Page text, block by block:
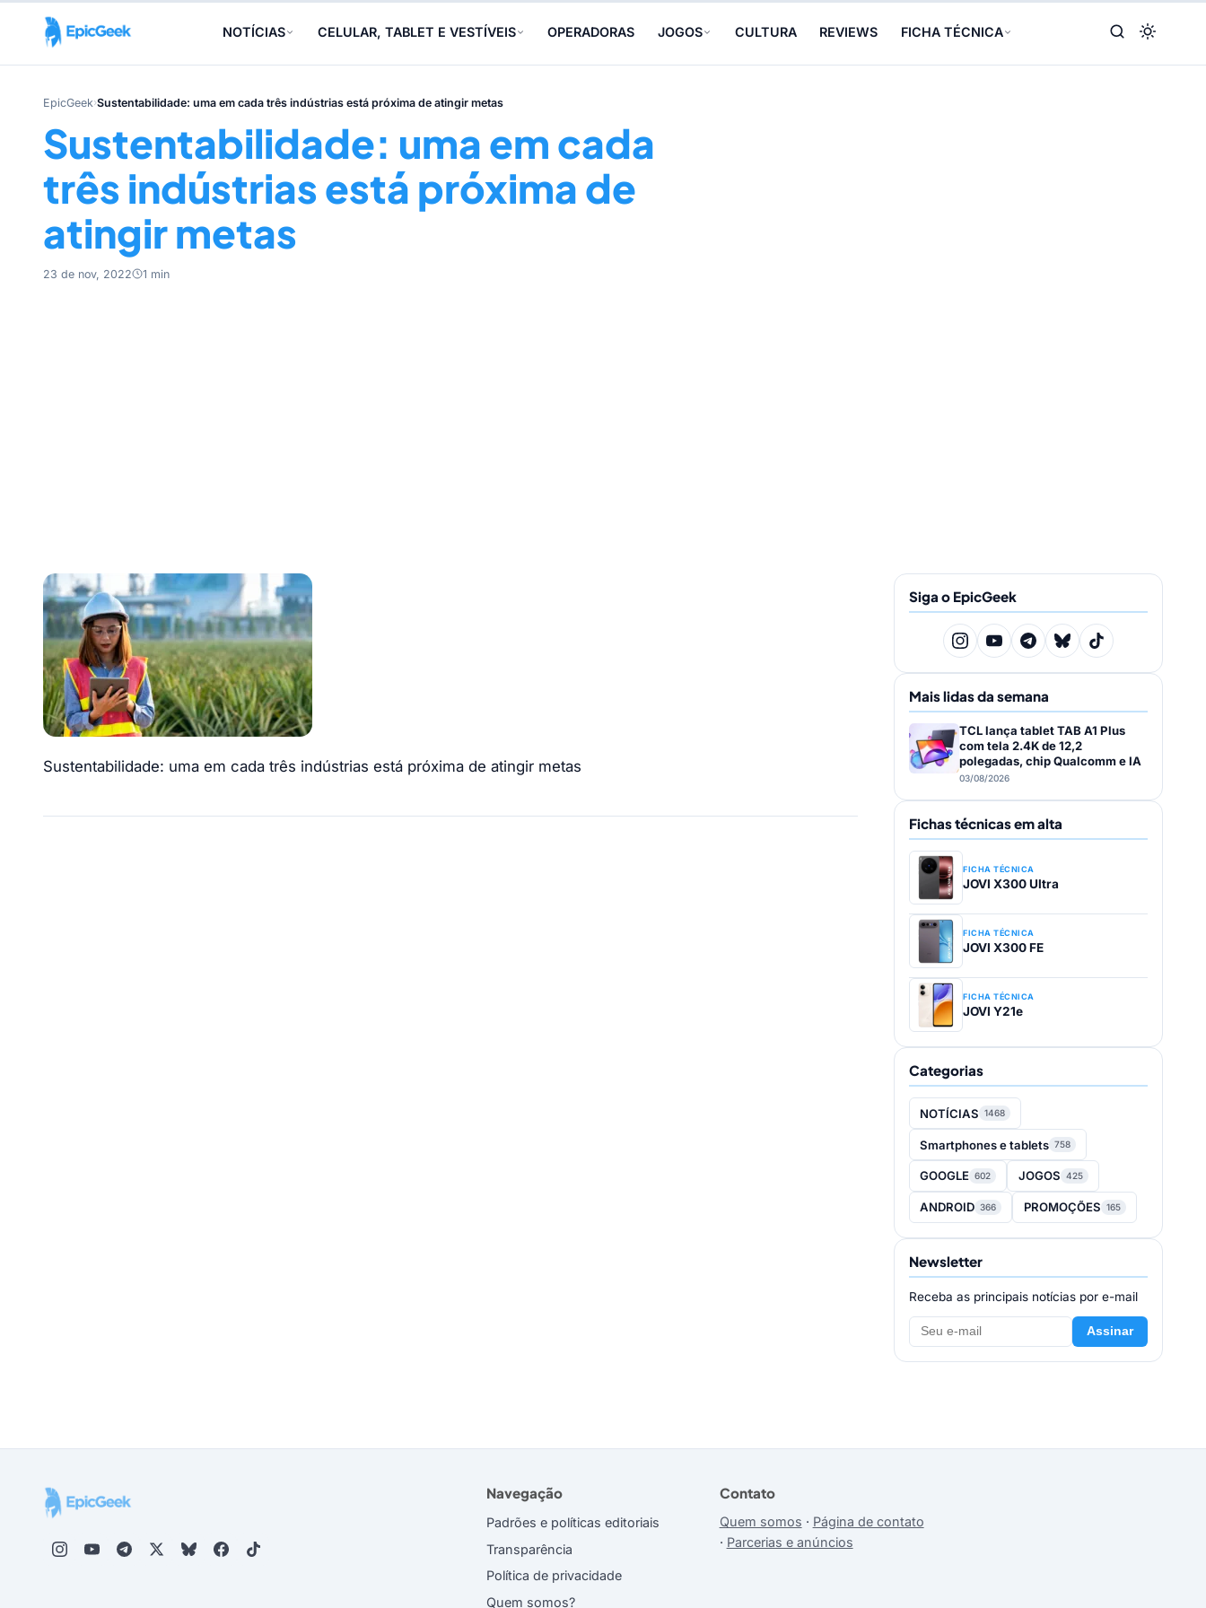
NOTÍCIAS CELULAR, TABLET E VESTÍVEIS OPERADORAS JOGOS CULTURA REVIEWS FICHA TÉCNICA
EpicGeek›Sustentabilidade: uma em cada três indústrias está próxima de atingir metas
Sustentabilidade: uma em cada
três indústrias está próxima de
atingir metas
23 de nov, 2022 1 min
Sustentabilidade: uma em cada três indústrias está próxima de atingir metas
Siga o EpicGeek
Mais lidas da semana
TCL lança tablet TAB A1 Plus
com tela 2.4K de 12,2
polegadas, chip Qualcomm e IA
03/08/2026
Fichas técnicas em alta
FICHA TÉCNICA
JOVI X300 Ultra
FICHA TÉCNICA
JOVI X300 FE
FICHA TÉCNICA
JOVI Y21e
Categorias
NOTÍCIAS 1468
Smartphones e tablets 758
GOOGLE 602 JOGOS 425
ANDROID 366 PROMOÇÕES 165
Newsletter
Receba as principais notícias por e-mail
Assinar
Navegação
Padrões e políticas editoriais
Transparência
Política de privacidade
Quem somos?
Contato
Quem somos · Página de contato
· Parcerias e anúncios